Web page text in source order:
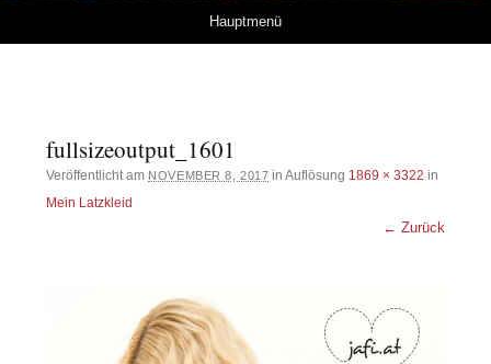
Hauptmenü
fullsizeoutput_1601
Veröffentlicht am NOVEMBER 8, 2017 in Auflösung 1869 × 3322 in
Mein Latzkleid
← Zurück